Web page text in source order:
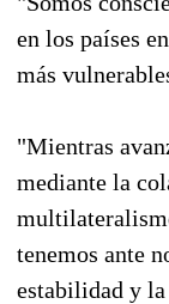
en los países
más
"Mientras
mediante la
tenemos ante
estabilidad y